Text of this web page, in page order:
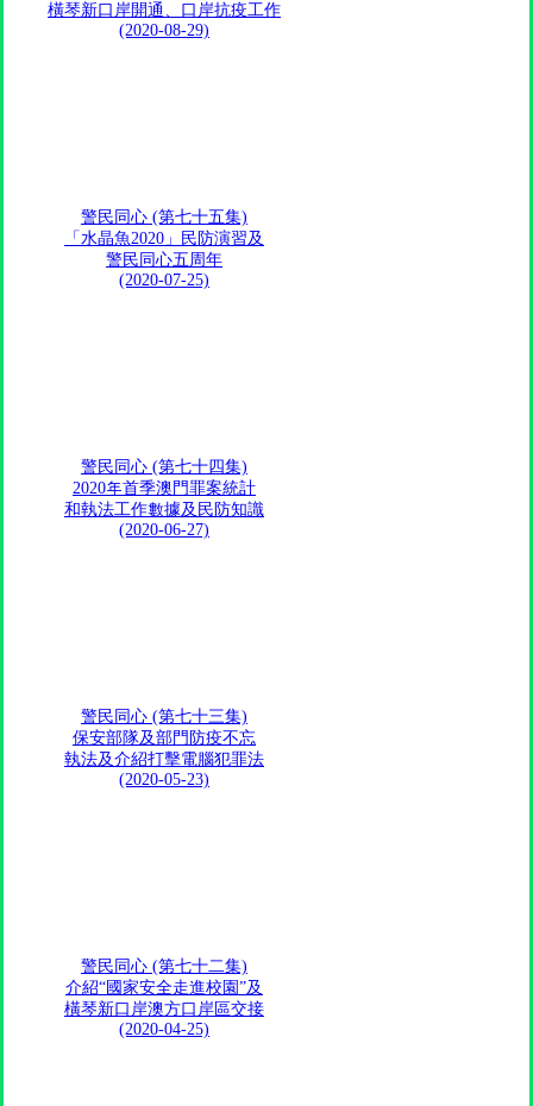
橫琴新口岸開通、口岸抗疫工作
(2020-08-29)
警民同心 (第七十五集)
「水晶魚2020」民防演習及
警民同心五周年
(2020-07-25)
警民同心 (第七十四集)
2020年首季澳門罪案統計
和執法工作數據及民防知識
(2020-06-27)
警民同心 (第七十三集)
保安部隊及部門防疫不忘
執法及介紹打擊電腦犯罪法
(2020-05-23)
警民同心 (第七十二集)
介紹“國家安全走進校園”及
橫琴新口岸澳方口岸區交接
(2020-04-25)